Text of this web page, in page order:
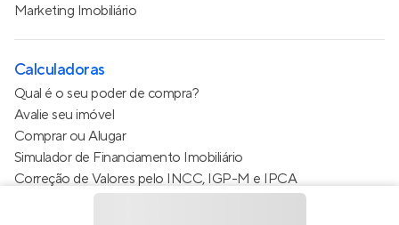
Marketing Imobiliário
Calculadoras
Qual é o seu poder de compra?
Avalie seu imóvel
Comprar ou Alugar
Simulador de Financiamento Imobiliário
Correção de Valores pelo INCC, IGP-M e IPCA
Estimativa de valor do condomínio